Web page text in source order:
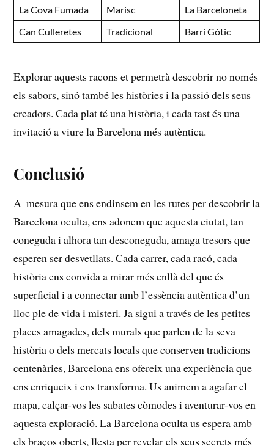
La Cova Fumada
Marisc
La ​Barceloneta
Can Culleretes
Tradicional Barri Gòtic
Explorar aquests racons et permetrà descobrir no només
els sabors, sinó també les històries i‌ la ‍passió dels seus
creadors. Cada plat‍ té una història, i⁤ cada tast és una‌
invitació a‌ viure la Barcelona més autèntica.
Conclusió
A ⁣ mesura que ens ⁤endinsem en⁣ les rutes per descobrir la
‌Barcelona oculta, ens ​adonem‍ que aquesta⁢ ciutat,​ tan
coneguda i⁣ alhora tan desconeguda, amaga tresors que
esperen⁣ ser desvetllats. Cada carrer, cada ⁢racó, cada
història ens ⁣convida ⁣a mirar més enllà del que ​és
superficial‌ i ‍a ‍connectar amb l’essència ⁢autèntica d’un
lloc ple de vida i misteri. ‍Ja sigui⁢ a través de⁢ les petites
places amagades, dels murals que parlen de la seva
història o dels​ mercats locals que conserven tradicions
centenàries, Barcelona ens​ ofereix una ‌experiència que
ens enriqueix i ens transforma. Us animem a agafar⁣ el
mapa, calçar-vos les sabates còmodes i aventurar-vos en
‍aquesta⁣ exploració. La Barcelona oculta us‍ espera ⁤amb
els‍ braços ⁣oberts, llesta per revelar els ⁤seus secrets més